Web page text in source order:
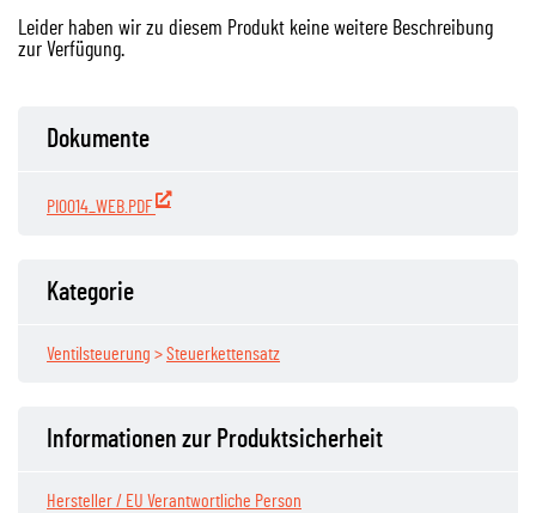
Leider haben wir zu diesem Produkt keine weitere Beschreibung
zur Verfügung.
Dokumente
PI0014_WEB.PDF
Kategorie
Ventilsteuerung >Steuerkettensatz
Informationen zur Produktsicherheit
Hersteller / EU Verantwortliche Person